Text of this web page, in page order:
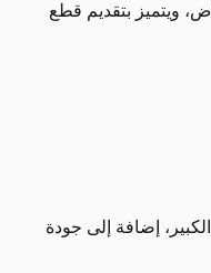
ويتميز بتقديم قطع
إضافة إلى جودة